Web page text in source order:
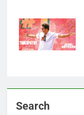
Search